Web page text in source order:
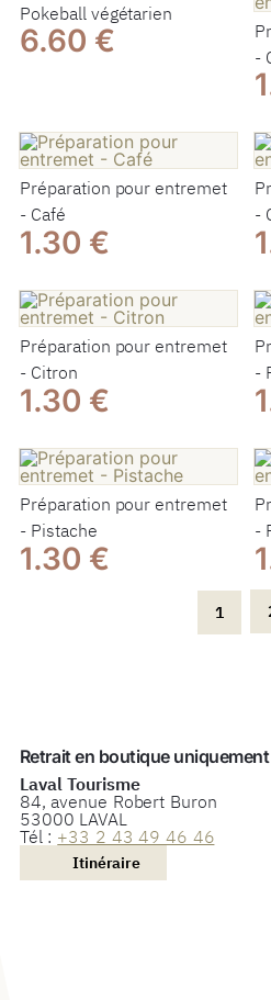
Pokeball végétarien
6.60 €
-
Préparation pour entremet
- Café
1.30 €
-
Préparation pour entremet
- Citron
1.30 €
-
Préparation pour entremet
- Pistache
1.30 €
-
1
Retrait en boutique uniquement
Laval Tourisme
84, avenue Robert Buron
53000 LAVAL
Tél : +33 2 43 49 46 46
Itinéraire